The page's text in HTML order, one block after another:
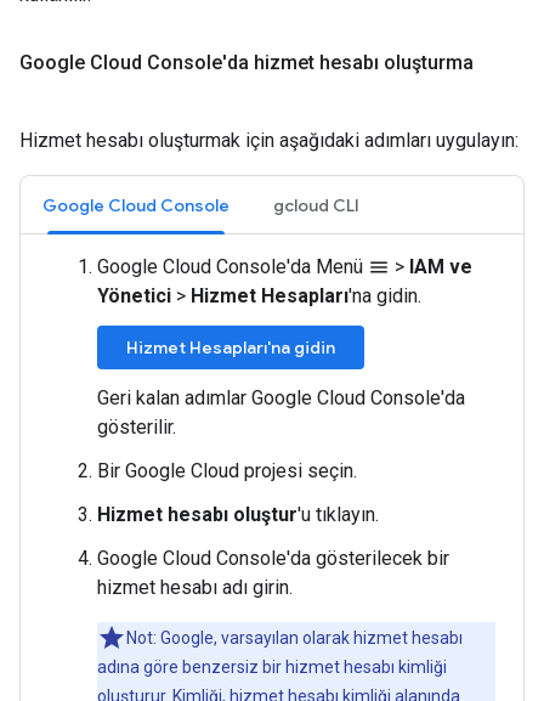
Google Cloud Console'da hizmet hesabı oluşturma
Hizmet hesabı oluşturmak için aşağıdaki adımları uygulayın:
Google Cloud Console gcloud CLI
Google Cloud Console'da Menü menu > IAM ve
Yönetici > Hizmet Hesapları'na gidin.
Hizmet Hesapları'na gidin
Geri kalan adımlar Google Cloud Console'da
gösterilir.
Bir Google Cloud projesi seçin.
Hizmet hesabı oluştur'u tıklayın.
Google Cloud Console'da gösterilecek bir
hizmet hesabı adı girin.
Not: Google, varsayılan olarak hizmet hesabı
adına göre benzersiz bir hizmet hesabı kimliği
oluşturur. Kimliği, hizmet hesabı kimliği alanında